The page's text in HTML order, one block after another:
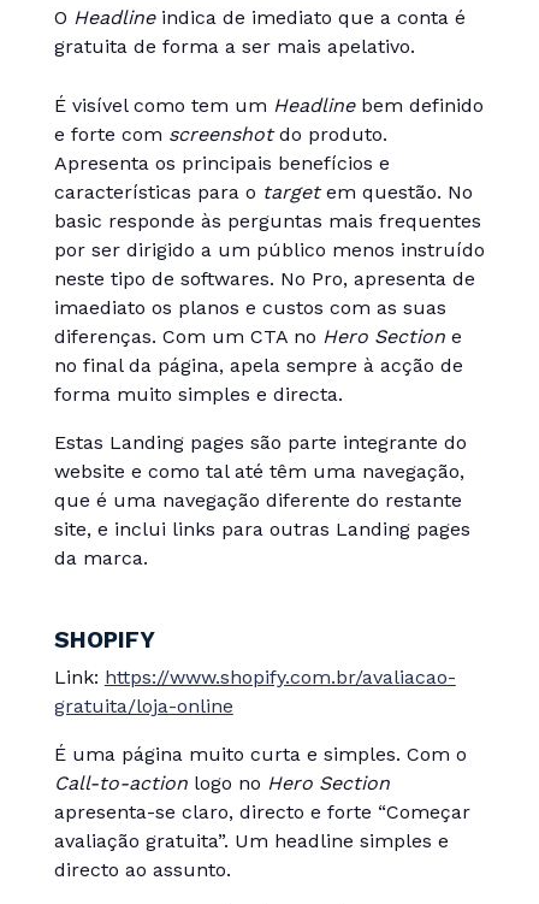
O Headlineindica de imediato que a conta é
gratuita de forma a ser mais apelativo.
É visível como tem um Headlinebem definido
e forte com screenshotdo produto.
Apresenta os principais benefícios e
características para o targetem questão. No
basic responde às perguntas mais frequentes
por ser dirigido a um público menos instruído
neste tipo de softwares. No Pro, apresenta de
imaediato os planos e custos com as suas
diferenças. Com um CTA no Hero Sectione
no final da página, apela sempre à acção de
forma muito simples e directa.
Estas Landing pages são parte integrante do
website e como tal até têm uma navegação,
que é uma navegação diferente do restante
site, e inclui links para outras Landing pages
da marca.
SHOPIFY
Link: https://www.shopify.com.br/avaliacao-
gratuita/loja-online
É uma página muito curta e simples. Com o
Call-to-actionlogo no Hero Section
apresenta-se claro, directo e forte “Começar
avaliação gratuita”. Um headline simples e
directo ao assunto.